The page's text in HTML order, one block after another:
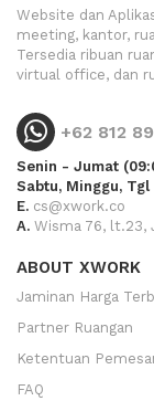
Website dan
meeting, kantor,
Tersedia ribuan
virtual office, dan
+62 812
Senin - Jumat
Sabtu, Minggu,
E. cs@xwork.co
A. Wisma 76, lt.23,
ABOUT XWORK
Jaminan Harga
Partner Ruangan
Ketentuan
FAQ